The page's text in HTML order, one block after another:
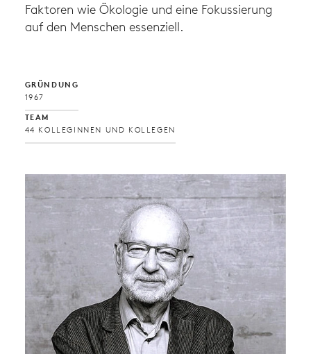
Faktoren wie Ökologie und eine Fokussierung
auf den Menschen essenziell.
GRÜNDUNG
1967
TEAM
44 KOLLEGINNEN UND KOLLEGEN